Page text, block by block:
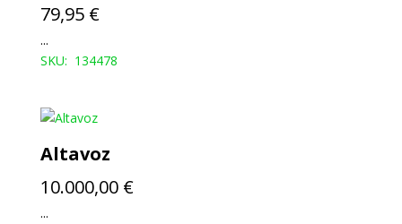
79,95 €
...
SKU: 134478
Altavoz
10.000,00 €
...